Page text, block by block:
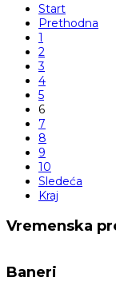
Start
Prethodna
1
2
3
4
5
6
7
8
9
10
Sledeća
Kraj
Vremenska
Baneri